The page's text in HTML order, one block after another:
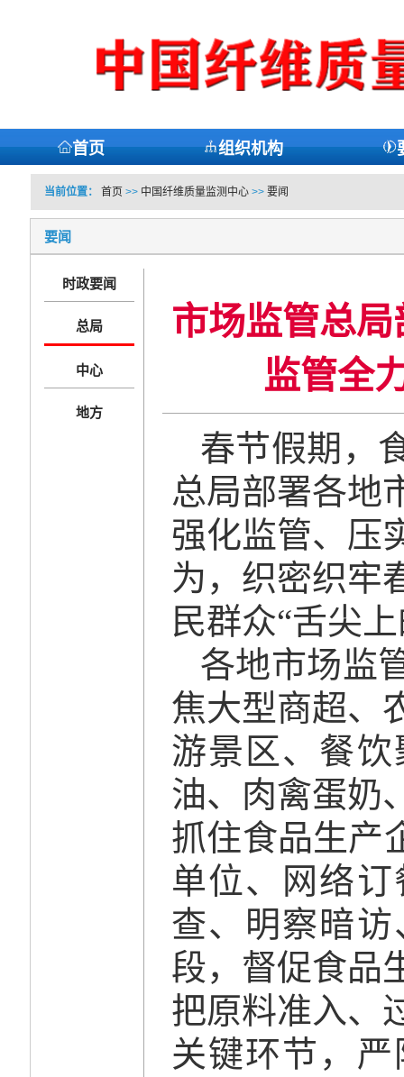
首页 组织机构
当前位置： 首页 >> 中国纤维质量监测中心>> 要闻
要闻
时政要闻
总局
中心
地方
市场监管总
监管全
春节假期，
总局部署各地
强化监管、压
为，织密织牢
民群众“舌尖
各地市场监
焦大型商超、
游景区、餐
油、肉禽蛋奶
抓住食品生产
单位、网络
查、明察暗
段，督促食品
把原料准入、
关键环节，